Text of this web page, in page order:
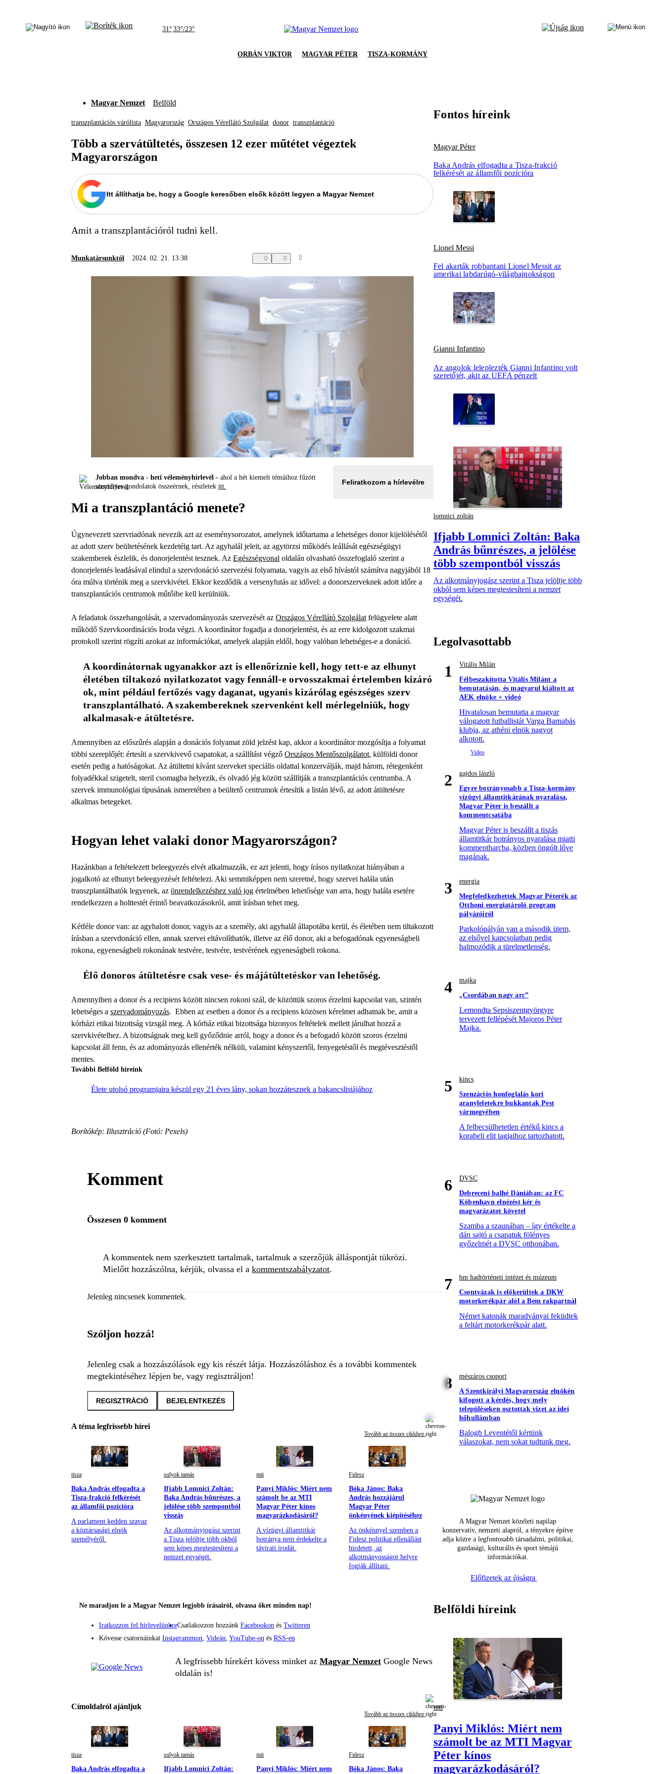
31° 33°/23°
ORBÁN VIKTOR MAGYAR PÉTER TISZA-KORMÁNY
Magyar Nemzet Belföld
transzplantációs várólista Magyarország Országos Vérellátó Szolgálat donor transzplantáció
Több a szervátültetés, összesen 12 ezer műtétet végeztek
Magyarországon
Itt állíthatja be, hogy a Google keresőben elsők között legyen a Magyar Nemzet
Amit a transzplantációról tudni kell.
Munkatársunktól 2024. 02. 21. 13:38 0 0 0
Jobban mondva - heti véleményhírlevél - ahol a hét kiemelt témáihoz fűzött
személyes gondolatok összeérnek, részletek itt.
Feliratkozom a hírlevélre
Mi a transzplantáció menete?
Úgynevezett szervriadónak nevezik azt az eseménysorozatot, amelynek időtartama a lehetséges donor kijelölésétől
az adott szerv beültetésének kezdetéig tart. Az agyhalál jeleit, az agytörzsi működés leállását egészségügyi
szakemberek észlelik, és donorjelentést tesznek. Az Egészségvonal oldalán olvasható összefoglaló szerint a
donorjelentés leadásával elindul a szervdonáció szervezési folyamata, vagyis az első hívástól számítva nagyjából 18
óra múlva történik meg a szervkivétel. Ekkor kezdődik a versenyfutás az idővel: a donorszerveknek adott időre a
transzplantációs centrumok műtőibe kell kerülniük.
A feladatok összehangolását, a szervadományozás szervezését az Országos Vérellátó Szolgálat felügyelete alatt
működő Szervkoordinációs Iroda végzi. A koordinátor fogadja a donorjelentést, és az erre kidolgozott szakmai
protokoll szerint rögzíti azokat az információkat, amelyek alapján eldől, hogy valóban lehetséges-e a donáció.
A koordinátornak ugyanakkor azt is ellenőriznie kell, hogy tett-e az elhunyt
életében tiltakozó nyilatkozatot vagy fennáll-e orvosszakmai értelemben kizáró
ok, mint például fertőzés vagy daganat, ugyanis kizárólag egészséges szerv
transzplantálható. A szakembereknek szervenként kell mérlegelniük, hogy
alkalmasak-e átültetésre.
Amennyiben az előszűrés alapján a donációs folyamat zöld jelzést kap, akkor a koordinátor mozgósítja a folyamat
többi szereplőjét: értesíti a szervkivevő csapatokat, a szállítást végző Országos Mentőszolgálatot, külföldi donor
esetén pedig a hatóságokat. Az átültetni kívánt szerveket speciális oldattal konzerválják, majd három, rétegenként
folyadékkal szigetelt, steril csomagba helyezik, és olvadó jég között szállítják a transzplantációs centrumba. A
szervek immunológiai típusának ismeretében a beültető centrumok értesítik a listán lévő, az adott átültetésre
alkalmas betegeket.
Hogyan lehet valaki donor Magyarországon?
Hazánkban a feltételezett beleegyezés elvét alkalmazzák, ez azt jelenti, hogy írásos nyilatkozat hiányában a
jogalkotó az elhunyt beleegyezését feltételezi. Aki semmiképpen nem szeretné, hogy szervei halála után
transzplantálhatók legyenek, az önrendelkezéshez való jog értelmében lehetősége van arra, hogy halála esetére
rendelkezzen a holttestét érintő beavatkozásokról, amit írásban tehet meg.
Kétféle donor van: az agyhalott donor, vagyis az a személy, aki agyhalál állapotába kerül, és életében nem tiltakozott
írásban a szervdonáció ellen, annak szervei eltávolíthatók, illetve az élő donor, aki a befogadónak egyeneságbeli
rokona, egyeneságbeli rokonának testvére, testvére, testvérének egyeneságbeli rokona.
Élő donoros átültetésre csak vese- és májátültetéskor van lehetőség.
Amennyiben a donor és a recipiens között nincsen rokoni szál, de közöttük szoros érzelmi kapcsolat van, szintén
lehetséges a szervadományozás. Ebben az esetben a donor és a recipiens közösen kérelmet adhatnak be, amit a
kórházi etikai bizottság vizsgál meg. A kórház etikai bizottsága bizonyos feltételek mellett járulhat hozzá a
szervkivételhez. A bizottságnak meg kell győződnie arról, hogy a donor és a befogadó között szoros érzelmi
kapcsolat áll fenn, és az adományozás ellenérték nélküli, valamint kényszertől, fenyegetéstől és megtévesztéstől
mentes.
További Belföld híreink
Élete utolsó programjaira készül egy 21 éves lány, sokan hozzátesznek a bakancslistájához
Borítókép: Illusztráció (Fotó: Pexels)
Komment
Összesen 0 komment
A kommentek nem szerkesztett tartalmak, tartalmuk a szerzőjük álláspontját tükrözi.
Mielőtt hozzászólna, kérjük, olvassa el a kommentszabályzatot.
Jelenleg nincsenek kommentek.
Szóljon hozzá!
Jelenleg csak a hozzászólások egy kis részét látja. Hozzászóláshoz és a további kommentek
megtekintéséhez lépjen be, vagy regisztráljon!
REGISZTRÁCIÓ BEJELENTKEZÉS
A téma legfrissebb hírei
Tovább az összes cikkhez
tisza
Baka András elfogadta a
Tisza-frakció felkérését
az államfői pozícióra
A parlament kedden szavaz
a köztársasági elnök
személyéről.
sulyok tamás
Ifjabb Lomnici Zoltán:
Baka András bűnrészes, a
jelölése több szempontból
visszás
Az alkotmányjogász szerint
a Tisza jelöltje több okból
sem képes megtestesíteni a
nemzet egységét.
mti
Panyi Miklós: Miért nem
számolt be az MTI
Magyar Péter kínos
magyarázkodásáról?
A vízügyi államtitkár
botránya nem érdekelte a
távirati irodát.
Fidesz
Bóka János: Baka
András hozzájárul
Magyar Péter
önkényének kiépítéséhez
Az önkénnyel szemben a
Fidesz politikai ellenállást
hirdetett, az
alkotmányosságot helyre
fogják állítani.
Ne maradjon le a Magyar Nemzet legjobb írásairól, olvassa őket minden nap!
Iratkozzon fel hírlevelünkreCsatlakozzon hozzánk Facebookon és Twitteren
Kövesse csatornáinkat Instagrammon, Videán, YouTube-on és RSS-en
A legfrissebb hírekért kövess minket az Magyar Nemzet Google News
oldalán is!
Címoldalról ajánljuk
Tovább az összes cikkhez
tisza
Baka András elfogadta a
sulyok tamás
Ifjabb Lomnici Zoltán:
mti
Panyi Miklós: Miért nem
Fidesz
Bóka János: Baka
Fontos híreink
Magyar Péter
Baka András elfogadta a Tisza-frakció
felkérését az államfői pozícióra
Lionel Messi
Fel akarták robbantani Lionel Messit az
amerikai labdarúgó-világbajnokságon
Gianni Infantino
Az angolok leleplezték Gianni Infantino volt
szeretőjét, akit az UEFA pénzelt
lomnici zoltán
Ifjabb Lomnici Zoltán: Baka
András bűnrészes, a jelölése
több szempontból visszás
Az alkotmányjogász szerint a Tisza jelöltje több
okból sem képes megtestesíteni a nemzet
egységét.
Legolvasottabb
1
Vitális Milán
Félbeszakította Vitális Milánt a
bemutatásán, és magyarul kiáltott az
AEK elnöke + videó
Hivatalosan bemutatta a magyar
válogatott futballistát Varga Barnabás
klubja, az athéni elnök nagyot
alkotott.
2
gajdos lászló
Egyre botrányosabb a Tisza-kormány
vízügyi államtitkárának nyaralása,
Magyar Péter is beszállt a
kommentcsatába
Magyar Péter is beszállt a tiszás
államtitkár botrányos nyaralása miatti
kommentharcba, közben öngólt lőve
magának.
3
energia
Megfeledkezhettek Magyar Péterék az
Otthoni energiatároló program
pályázóiról
Parkolópályán van a második ütem,
az elsővel kapcsolatban pedig
halmozódik a türelmetlenség.
4
majka
„Csordában nagy arc”
Lemondta Sepsiszentgyörgyre
tervezett fellépését Majoros Péter
Majka.
5
kincs
Szenzációs honfoglalás kori
aranyleletekre bukkantak Pest
vármegyében
A felbecsülhetetlen értékű kincs a
korabeli elit tagjaihoz tartozhatott.
6
DVSC
Debreceni balhé Dániában: az FC
Köbenhavn elnézést kér és
magyarázatot követel
Szamba a szaunában – így értékelte a
dán sajtó a csapatuk fölényes
győzelmét a DVSC otthonában.
7
hm hadtörténeti intézet és múzeum
Csontvázak is előkerültek a DKW
motorkerékpár alól a Bem rakpartnál
Német katonák maradványai feküdtek
a feltárt motorkerékpár alatt.
8
mészáros csoport
A Szentkirályi Magyarország elnökén
kifogott a kérdés, hogy mely
településeken osztottak vizet az idei
hőhullámban
Balogh Leventétől kértünk
válaszokat, nem sokat tudtunk meg.
A Magyar Nemzet közéleti napilap
konzervatív, nemzeti alapról, a tényekre építve
adja közre a legfontosabb társadalmi, politikai,
gazdasági, kulturális és sport témájú
információkat.
Előfizetek az újságra
Belföldi híreink
mti
Panyi Miklós: Miért nem
számolt be az MTI Magyar
Péter kínos
magyarázkodásáról?